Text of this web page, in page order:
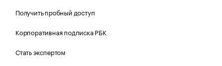
Получить пробный доступ
Корпоративная подписка РБК
Стать экспертом